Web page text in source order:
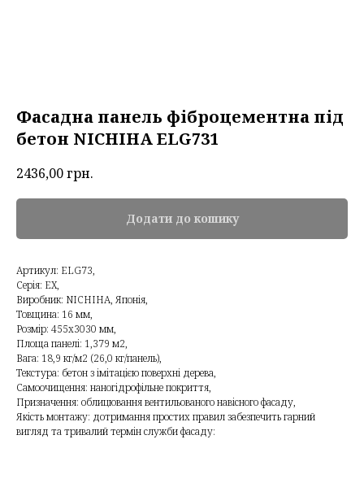
Фасадна панель фіброцементна під
бетон NICHIHA ELG731
2436,00грн.
Додати до кошику
Артикул: ELG73,
Серія: EX,
Виробник: NICHIHA, Японія,
Товщина: 16 мм,
Розмір: 455х3030 мм,
Площа панелі: 1,379 м2,
Вага: 18,9 кг/м2 (26,0 кг/панель),
Текстура: бетон з імітацією поверхні дерева,
Самоочищення: наногідрофільне покриття,
Призначення: облицювання вентильованого навісного фасаду,
Якість монтажу: дотримання простих правил забезпечить гарний
вигляд та тривалий термін служби фасаду: